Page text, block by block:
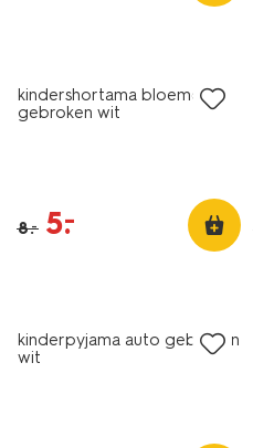
kindershortama bloemen
gebroken wit
8.– 5.
–
kinderpyjama auto gebroken
wit